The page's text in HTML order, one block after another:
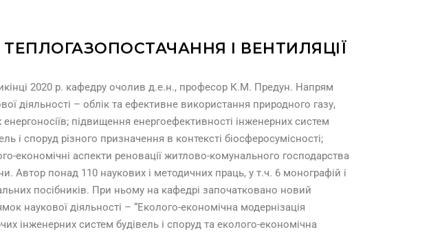
І ВЕНТИЛЯЦІЇ
2020 р. кафедру очолив д.е.н., професор К.М. Предун. Напрям
діяльності – облік та ефективне використання природного газу,
енергоносіїв; підвищення енергоефективності інженерних систем
і споруд різного призначення в контексті біосферосумісності;
економічні аспекти реновації житлово-комунального господарства
Автор понад 110 наукових і методичних праць, у т.ч. 6 монографій і
посібників. При ньому на кафедрі започатковано новий
наукової діяльності – “Еколого-економічна модернізація
інженерних систем будівель і споруд та еколого-економічна